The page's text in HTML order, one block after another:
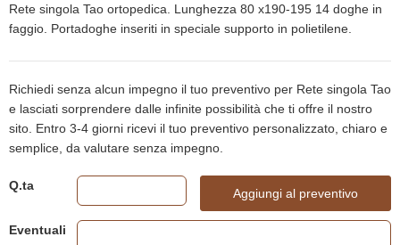
Rete singola Tao ortopedica. Lunghezza 80 x190-195 14 doghe in
faggio. Portadoghe inseriti in speciale supporto in polietilene.
Richiedi senza alcun impegno il tuo preventivo per Rete singola Tao
e lasciati sorprendere dalle infinite possibilità che ti offre il nostro
sito. Entro 3-4 giorni ricevi il tuo preventivo personalizzato, chiaro e
semplice, da valutare senza impegno.
Q.ta
Aggiungi al preventivo
Eventuali